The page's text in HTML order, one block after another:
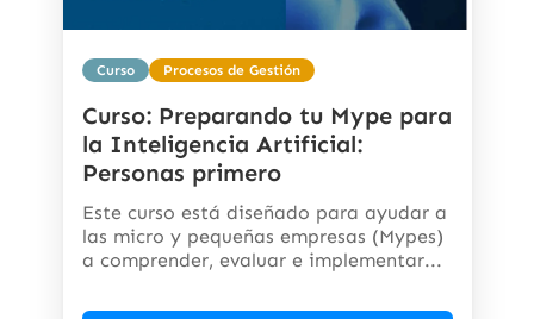
Curso Procesos de Gestión
Curso: Preparando tu Mype para
la Inteligencia Artificial:
Personas primero
Este curso está diseñado para ayudar a
las micro y pequeñas empresas (Mypes)
a comprender, evaluar e implementar...